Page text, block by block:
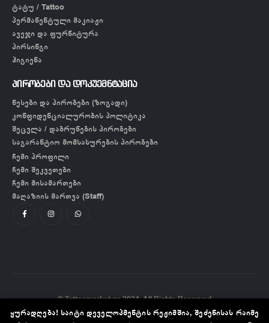
ტატუ / Tattoo
პერმანენტული მაკიაჟი
ავეჯი და ფურნიტურა
პირსინგი
ჰიგიენა
პირობები და დოკუემნტაცია
წესები და პირობები (ზოგადი)
კონფიდენციალურობის პოლიტიკა
შეცვლა / დაბრუნების პირობები
საგარანტიო მომსახურების პირობები
ჩემი პროფილი
ჩემი შეკვეთები
ჩემი მისამართები
მაღაზიის მართვა (Staff)
© Tattoomarket.ge 2024. All Rights Reserved
ყურადღება! საიტი დეველოპმენტის რეჟიმშია, შეძენისას რაიმე